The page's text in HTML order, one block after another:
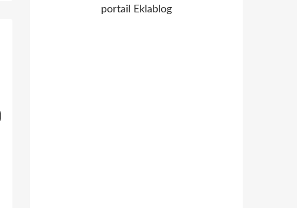
portail Eklablog